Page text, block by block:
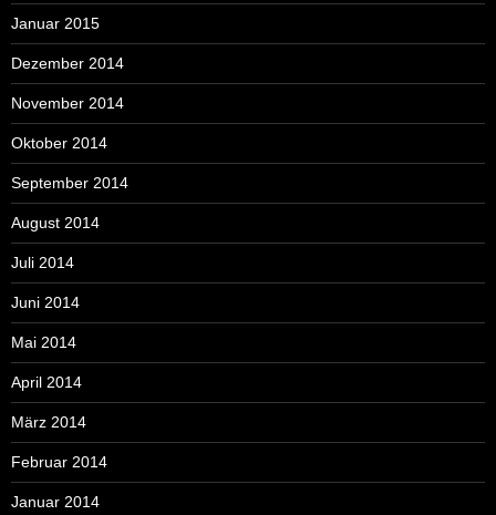
Januar 2015
Dezember 2014
November 2014
Oktober 2014
September 2014
August 2014
Juli 2014
Juni 2014
Mai 2014
April 2014
März 2014
Februar 2014
Januar 2014